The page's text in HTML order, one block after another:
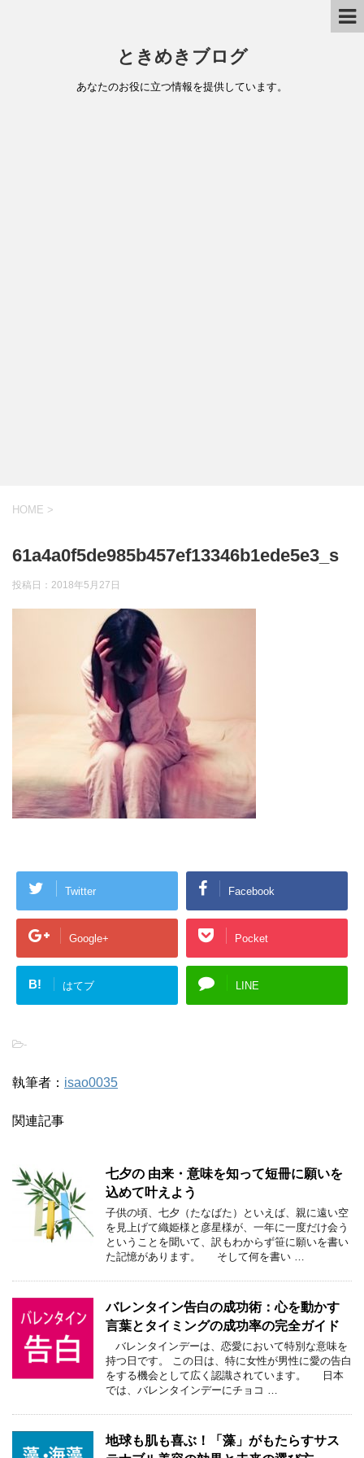
ときめきブログ
あなたのお役に立つ情報を提供しています。
HOME >
61a4a0f5de985b457ef13346b1ede5e3_s
投稿日： 2018年5月27日
Twitter Facebook
Google+ Pocket
B! はてブ LINE
-
執筆者： isao0035
関連記事
七夕の 由来・意味を知って短冊に願いを
込めて叶えよう
子供の頃、七夕（たなばた）といえば、親に遠い空
を見上げて織姫様と彦星様が、一年に一度だけ会う
ということを聞いて、訳もわからず笹に願いを書い
た記憶があります。 そして何を書い …
バレンタイン告白の成功術：心を動かす
言葉とタイミングの成功率の完全ガイド
バレンタインデーは、恋愛において特別な意味を
持つ日です。 この日は、特に女性が男性に愛の告白
をする機会として広く認識されています。 日本
では、バレンタインデーにチョコ …
地球も肌も喜ぶ！「藻」がもたらすサス